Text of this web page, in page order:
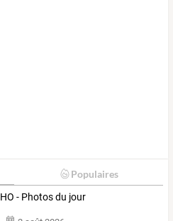
Populaires
HO - Photos du jour